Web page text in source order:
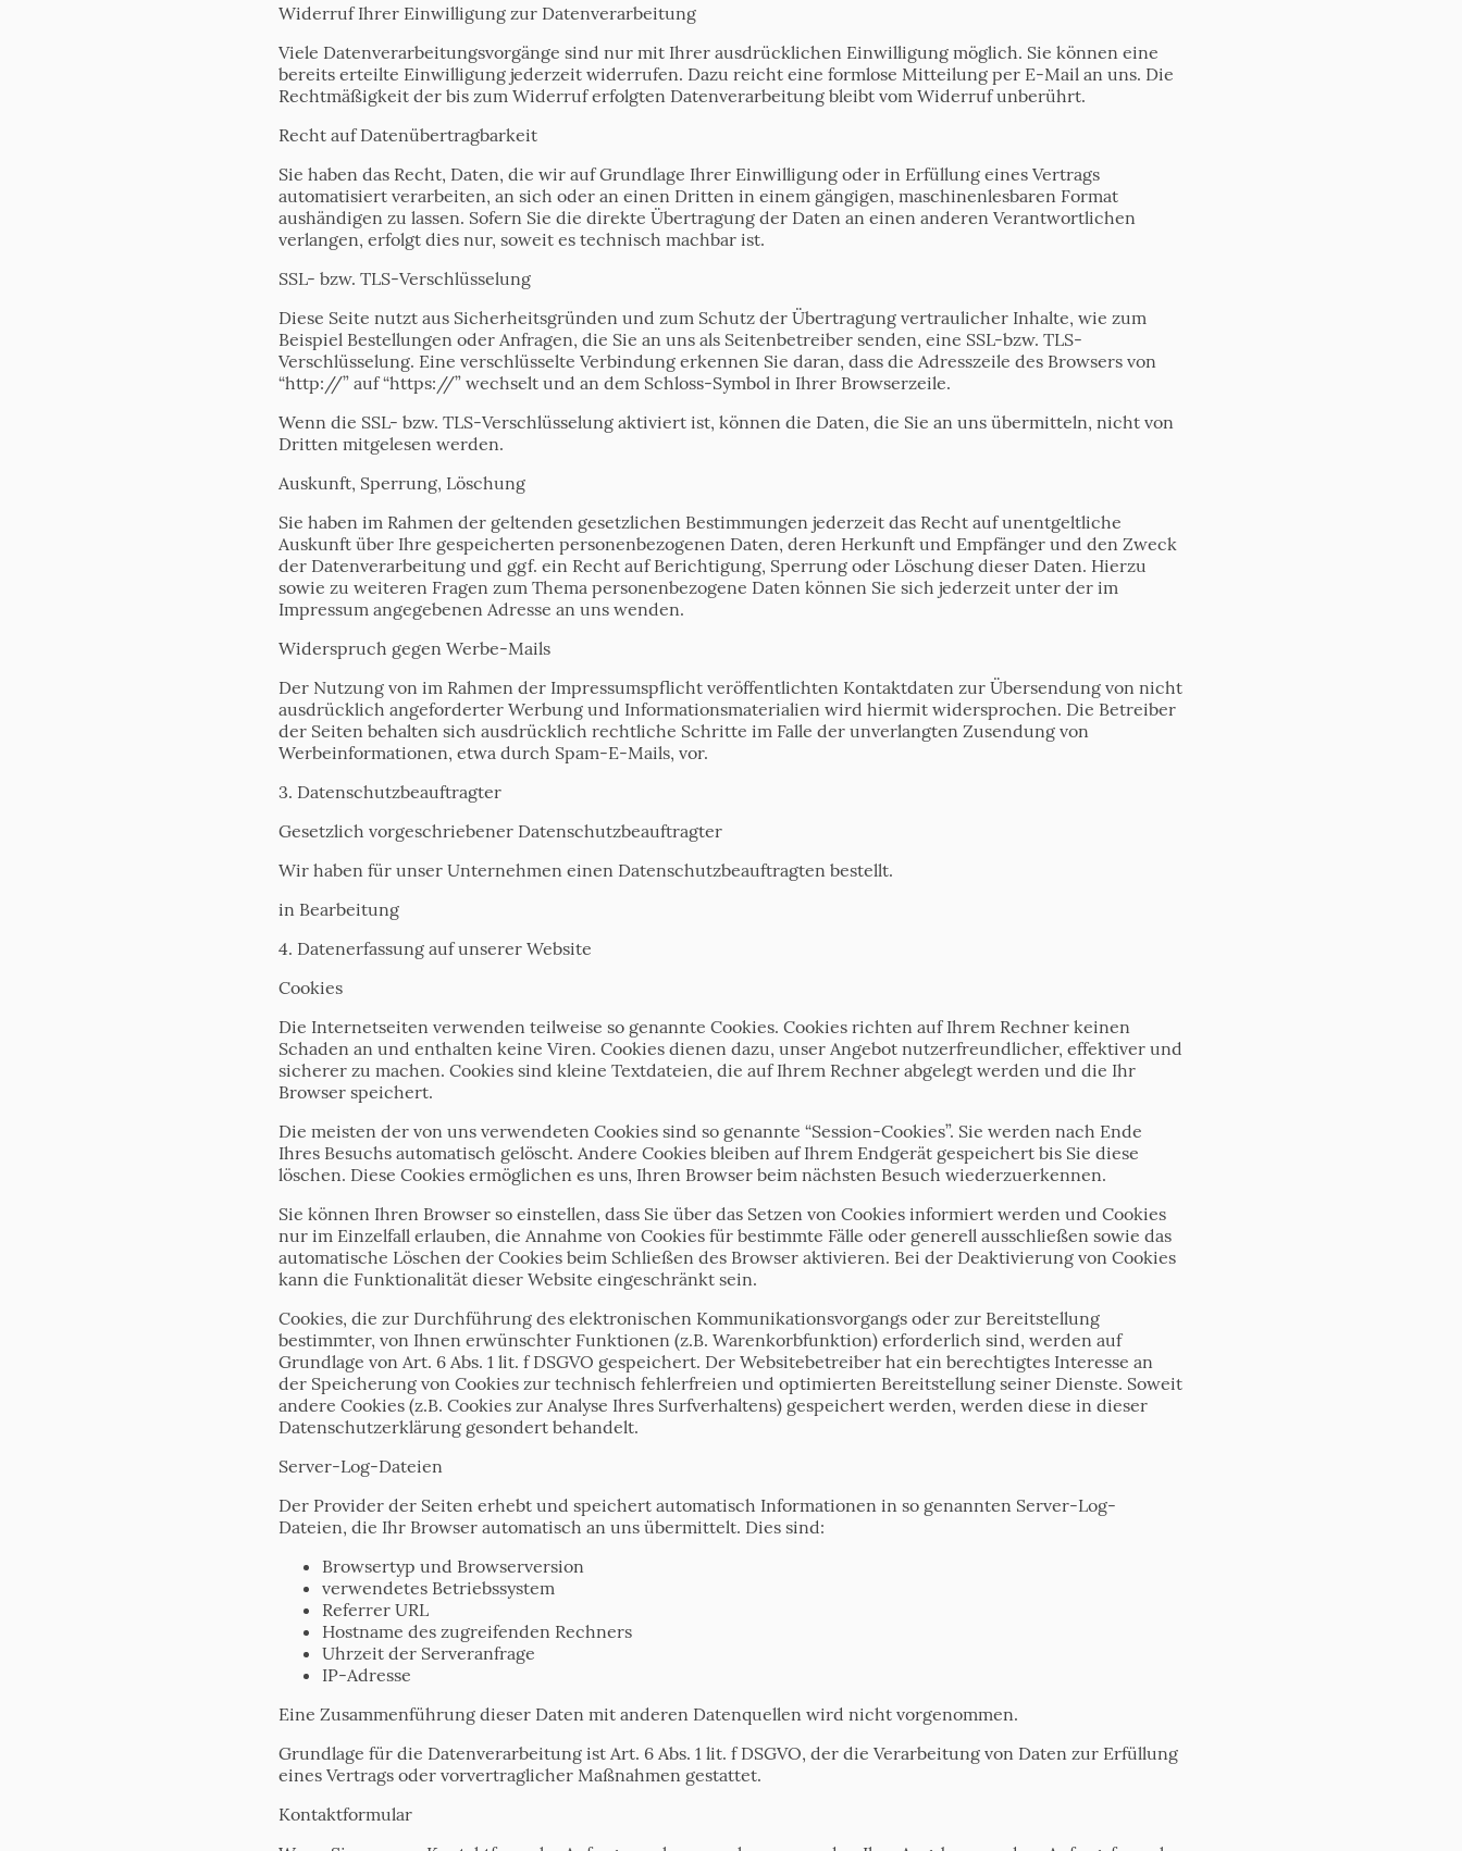
Widerruf Ihrer Einwilligung zur Datenverarbeitung
Viele Datenverarbeitungsvorgänge sind nur mit Ihrer ausdrücklichen Einwilligung möglich. Sie können eine
bereits erteilte Einwilligung jederzeit widerrufen. Dazu reicht eine formlose Mitteilung per E-Mail an uns. Die
Rechtmäßigkeit der bis zum Widerruf erfolgten Datenverarbeitung bleibt vom Widerruf unberührt.
Recht auf Datenübertragbarkeit
Sie haben das Recht, Daten, die wir auf Grundlage Ihrer Einwilligung oder in Erfüllung eines Vertrags
automatisiert verarbeiten, an sich oder an einen Dritten in einem gängigen, maschinenlesbaren Format
aushändigen zu lassen. Sofern Sie die direkte Übertragung der Daten an einen anderen Verantwortlichen
verlangen, erfolgt dies nur, soweit es technisch machbar ist.
SSL- bzw. TLS-Verschlüsselung
Diese Seite nutzt aus Sicherheitsgründen und zum Schutz der Übertragung vertraulicher Inhalte, wie zum
Beispiel Bestellungen oder Anfragen, die Sie an uns als Seitenbetreiber senden, eine SSL-bzw. TLS-
Verschlüsselung. Eine verschlüsselte Verbindung erkennen Sie daran, dass die Adresszeile des Browsers von
“http://” auf “https://” wechselt und an dem Schloss-Symbol in Ihrer Browserzeile.
Wenn die SSL- bzw. TLS-Verschlüsselung aktiviert ist, können die Daten, die Sie an uns übermitteln, nicht von
Dritten mitgelesen werden.
Auskunft, Sperrung, Löschung
Sie haben im Rahmen der geltenden gesetzlichen Bestimmungen jederzeit das Recht auf unentgeltliche
Auskunft über Ihre gespeicherten personenbezogenen Daten, deren Herkunft und Empfänger und den Zweck
der Datenverarbeitung und ggf. ein Recht auf Berichtigung, Sperrung oder Löschung dieser Daten. Hierzu
sowie zu weiteren Fragen zum Thema personenbezogene Daten können Sie sich jederzeit unter der im
Impressum angegebenen Adresse an uns wenden.
Widerspruch gegen Werbe-Mails
Der Nutzung von im Rahmen der Impressumspflicht veröffentlichten Kontaktdaten zur Übersendung von nicht
ausdrücklich angeforderter Werbung und Informationsmaterialien wird hiermit widersprochen. Die Betreiber
der Seiten behalten sich ausdrücklich rechtliche Schritte im Falle der unverlangten Zusendung von
Werbeinformationen, etwa durch Spam-E-Mails, vor.
3. Datenschutzbeauftragter
Gesetzlich vorgeschriebener Datenschutzbeauftragter
Wir haben für unser Unternehmen einen Datenschutzbeauftragten bestellt.
in Bearbeitung
4. Datenerfassung auf unserer Website
Cookies
Die Internetseiten verwenden teilweise so genannte Cookies. Cookies richten auf Ihrem Rechner keinen
Schaden an und enthalten keine Viren. Cookies dienen dazu, unser Angebot nutzerfreundlicher, effektiver und
sicherer zu machen. Cookies sind kleine Textdateien, die auf Ihrem Rechner abgelegt werden und die Ihr
Browser speichert.
Die meisten der von uns verwendeten Cookies sind so genannte “Session-Cookies”. Sie werden nach Ende
Ihres Besuchs automatisch gelöscht. Andere Cookies bleiben auf Ihrem Endgerät gespeichert bis Sie diese
löschen. Diese Cookies ermöglichen es uns, Ihren Browser beim nächsten Besuch wiederzuerkennen.
Sie können Ihren Browser so einstellen, dass Sie über das Setzen von Cookies informiert werden und Cookies
nur im Einzelfall erlauben, die Annahme von Cookies für bestimmte Fälle oder generell ausschließen sowie das
automatische Löschen der Cookies beim Schließen des Browser aktivieren. Bei der Deaktivierung von Cookies
kann die Funktionalität dieser Website eingeschränkt sein.
Cookies, die zur Durchführung des elektronischen Kommunikationsvorgangs oder zur Bereitstellung
bestimmter, von Ihnen erwünschter Funktionen (z.B. Warenkorbfunktion) erforderlich sind, werden auf
Grundlage von Art. 6 Abs. 1 lit. f DSGVO gespeichert. Der Websitebetreiber hat ein berechtigtes Interesse an
der Speicherung von Cookies zur technisch fehlerfreien und optimierten Bereitstellung seiner Dienste. Soweit
andere Cookies (z.B. Cookies zur Analyse Ihres Surfverhaltens) gespeichert werden, werden diese in dieser
Datenschutzerklärung gesondert behandelt.
Server-Log-Dateien
Der Provider der Seiten erhebt und speichert automatisch Informationen in so genannten Server-Log-
Dateien, die Ihr Browser automatisch an uns übermittelt. Dies sind:
Browsertyp und Browserversion
verwendetes Betriebssystem
Referrer URL
Hostname des zugreifenden Rechners
Uhrzeit der Serveranfrage
IP-Adresse
Eine Zusammenführung dieser Daten mit anderen Datenquellen wird nicht vorgenommen.
Grundlage für die Datenverarbeitung ist Art. 6 Abs. 1 lit. f DSGVO, der die Verarbeitung von Daten zur Erfüllung
eines Vertrags oder vorvertraglicher Maßnahmen gestattet.
Kontaktformular